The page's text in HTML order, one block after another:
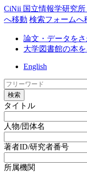
CiNii 国立情報学研究
へ移動 検索フォームへ
論文・データを
大学図書館の本
English
検索
タイトル
人物/団体名
著者ID/研究者番号
所属機関